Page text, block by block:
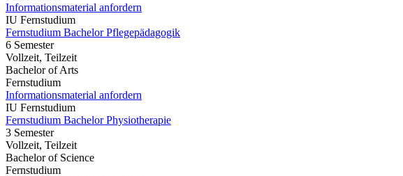
Informationsmaterial anfordern
IU Fernstudium
Fernstudium Bachelor Pflegepädagogik
6 Semester
Vollzeit, Teilzeit
Bachelor of Arts
Fernstudium
Informationsmaterial anfordern
IU Fernstudium
Fernstudium Bachelor Physiotherapie
3 Semester
Vollzeit, Teilzeit
Bachelor of Science
Fernstudium